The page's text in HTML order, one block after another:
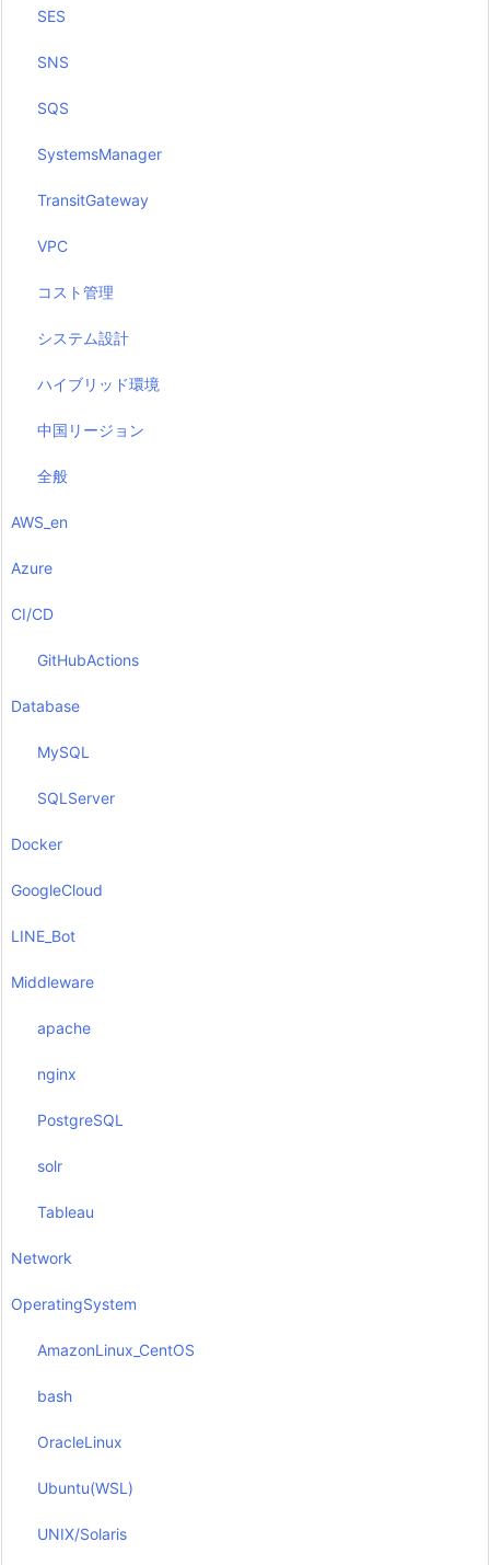
SES
SNS
SQS
SystemsManager
TransitGateway
VPC
コスト管理
システム設計
ハイブリッド環境
中国リージョン
全般
AWS_en
Azure
CI/CD
GitHubActions
Database
MySQL
SQLServer
Docker
GoogleCloud
LINE_Bot
Middleware
apache
nginx
PostgreSQL
solr
Tableau
Network
OperatingSystem
AmazonLinux_CentOS
bash
OracleLinux
Ubuntu(WSL)
UNIX/Solaris